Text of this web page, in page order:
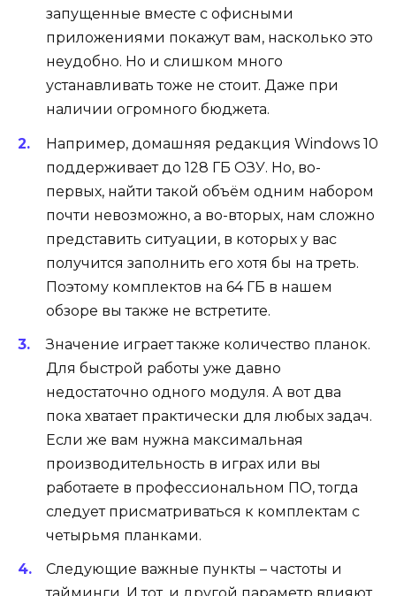
запущенные вместе с офисными
приложениями покажут вам, насколько это
неудобно. Но и слишком много
устанавливать тоже не стоит. Даже при
наличии огромного бюджета.
Например, домашняя редакция Windows 10
поддерживает до 128 ГБ ОЗУ. Но, во-
первых, найти такой объём одним набором
почти невозможно, а во-вторых, нам сложно
представить ситуации, в которых у вас
получится заполнить его хотя бы на треть.
Поэтому комплектов на 64 ГБ в нашем
обзоре вы также не встретите.
Значение играет также количество планок.
Для быстрой работы уже давно
недостаточно одного модуля. А вот два
пока хватает практически для любых задач.
Если же вам нужна максимальная
производительность в играх или вы
работаете в профессиональном ПО, тогда
следует присматриваться к комплектам с
четырьмя планками.
Следующие важные пункты – частоты и